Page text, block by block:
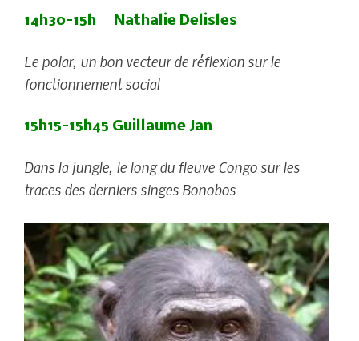
14h30-15h Nathalie Delisles
Le polar, un bon vecteur de réflexion sur le
fonctionnement social
15h15-15h45 Guillaume Jan
Dans la jungle, le long du fleuve Congo sur les
traces des derniers singes Bonobos